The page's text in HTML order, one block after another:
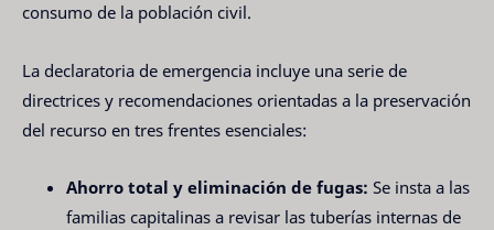
consumo de la población civil.
La declaratoria de emergencia incluye una serie de
directrices y recomendaciones orientadas a la preservación
del recurso en tres frentes esenciales:
Ahorro total y eliminación de fugas: Se insta a las
familias capitalinas a revisar las tuberías internas de